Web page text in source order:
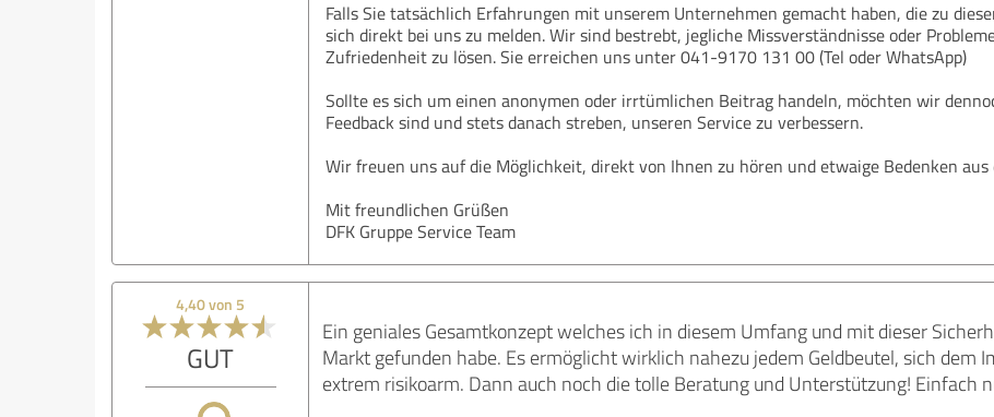
Falls Sie tatsächlich Erfahrungen mit unserem Unternehmen gemacht haben, die zu
sich direkt bei uns zu melden. Wir sind bestrebt, jegliche Missverständnisse oder
Zufriedenheit zu lösen. Sie erreichen uns unter 041-9170 131 00 (Tel oder WhatsApp)
Sollte es sich um einen anonymen oder irrtümlichen Beitrag handeln, möchten wir
Feedback sind und stets danach streben, unseren Service zu verbessern.
Wir freuen uns auf die Möglichkeit, direkt von Ihnen zu hören und etwaige Bedenken aus
Mit freundlichen Grüßen
DFK Gruppe Service Team
4,40 von 5
GUT
Ein geniales Gesamtkonzept welches ich in diesem Umfang und mit dieser
Markt gefunden habe. Es ermöglicht wirklich nahezu jedem Geldbeutel, sich dem
extrem risikoarm. Dann auch noch die tolle Beratung und Unterstützung! Einfach